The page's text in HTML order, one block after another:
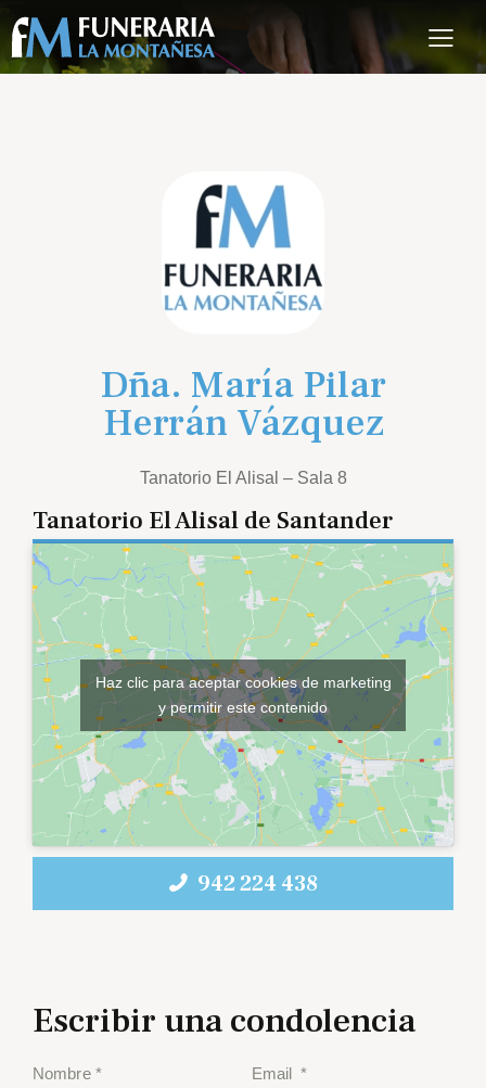
Dña. María Pilar
Herrán Vázquez
Tanatorio El Alisal – Sala 8
Tanatorio El Alisal de Santander
Haz clic para aceptar cookies de marketing
y permitir este contenido
942 224 438
Escribir una condolencia